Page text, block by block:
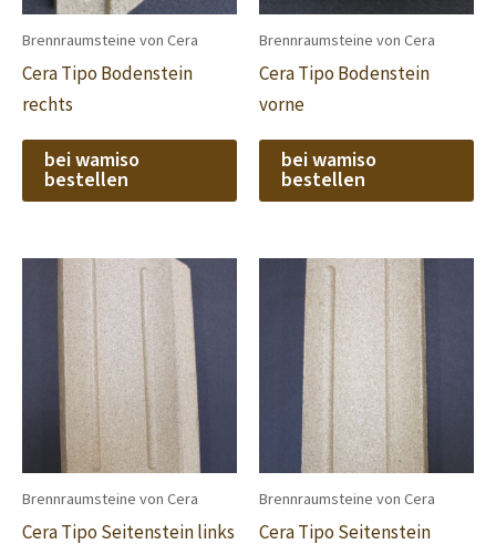
Brennraumsteine von Cera
Cera Tipo Bodenstein
rechts
bei wamiso
bestellen
Brennraumsteine von Cera
Cera Tipo Bodenstein
vorne
bei wamiso
bestellen
Brennraumsteine von Cera
Cera Tipo Seitenstein links
Brennraumsteine von Cera
Cera Tipo Seitenstein